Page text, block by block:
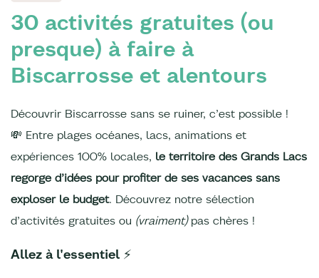
30 activités gratuites (ou
presque) à faire à
Biscarrosse et alentours
Découvrir Biscarrosse sans se ruiner, c’est possible !
💸 Entre plages océanes, lacs, animations et
expériences 100% locales, le territoire des Grands Lacs
regorge d’idées pour profiter de ses vacances sans
exploser le budget. Découvrez notre sélection
d’activités gratuites ou (vraiment) pas chères !
Allez à l'essentiel ⚡